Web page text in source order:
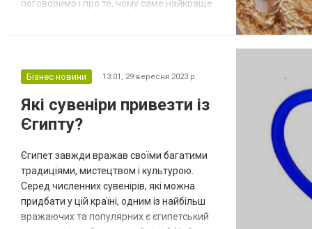
поговоримо і про те, чому саме найкраще
йде про золото? Золото є
який в періодичній...
Бізнес новини 13:01, 29 вересня 2023 р.
Які сувеніри привезти із
Єгипту?
Єгипет завжди вражав своїми багатими
традиціями, мистецтвом і культурою.
Серед численних сувенірів, які можна
придбати у цій країні, одним із найбільш
вражаючих та популярних є єгипетський